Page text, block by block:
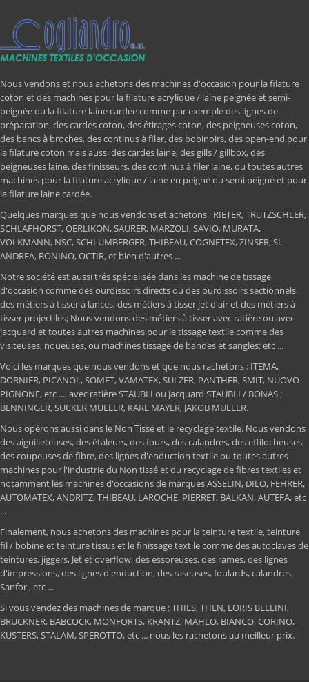
Nous vendons et nous achetons des machines d'occasion pour la filature
coton et des machines pour la filature acrylique / laine peignée et semi-
peignée ou la filature laine cardée comme par exemple des lignes de
préparation, des cardes coton, des étirages coton, des peigneuses coton,
des bancs à broches, des continus à filer, des bobinoirs, des open-end pour
la filature coton mais aussi des cardes laine, des gills / gillbox, des
peigneuses laine, des finisseurs, des continus à filer laine, ou toutes autres
machines pour la filature acrylique / laine en peigné ou semi peigné et pour
la filature laine cardée.
Quelques marques que nous vendons et achetons : RIETER, TRUTZSCHLER,
SCHLAFHORST, OERLIKON, SAURER, MARZOLI, SAVIO, MURATA,
VOLKMANN, NSC, SCHLUMBERGER, THIBEAU, COGNETEX, ZINSER, St-
ANDREA, BONINO, OCTIR, et bien d'autres ...
Notre société est aussi trés spécialisée dans les machine de tissage
d'occasion comme des ourdissoirs directs ou des ourdissoirs sectionnels,
des métiers à tisser à lances, des métiers à tisser jet d'air et des métiers à
tisser projectiles; Nous vendons des métiers à tisser avec ratière ou avec
jacquard et toutes autres machines pour le tissage textile comme des
visiteuses, noueuses, ou machines tissage de bandes et sangles; etc ...
Voici les marques que nous vendons et que nous rachetons : ITEMA,
DORNIER, PICANOL, SOMET, VAMATEX, SULZER, PANTHER, SMIT, NUOVO
PIGNONE, etc .... avec ratière STAUBLI ou jacquard STAUBLI / BONAS ;
BENNINGER, SUCKER MULLER, KARL MAYER, JAKOB MULLER.
Nous opérons aussi dans le Non Tissé et le recyclage textile. Nous vendons
des aiguilleteuses, des étaleurs, des fours, des calandres, des effilocheuses,
des coupeuses de fibre, des lignes d'enduction textile ou toutes autres
machines pour l'industrie du Non tissé et du recyclage de fibres textiles et
notamment les machines d'occasions de marques ASSELIN, DILO, FEHRER,
AUTOMATEX, ANDRITZ, THIBEAU, LAROCHE, PIERRET, BALKAN, AUTEFA, etc
...
Finalement, nous achetons des machines pour la teinture textile, teinture
fil / bobine et teinture tissus et le finissage textile comme des autoclaves de
teintures, jiggers, Jet et overflow, des essoreuses, des rames, des lignes
d'impressions, des lignes d'enduction, des raseuses, foulards, calandres,
Sanfor , etc ...
Si vous vendez des machines de marque : THIES, THEN, LORIS BELLINI,
BRUCKNER, BABCOCK, MONFORTS, KRANTZ, MAHLO, BIANCO, CORINO,
KUSTERS, STALAM, SPEROTTO, etc ... nous les rachetons au meilleur prix.